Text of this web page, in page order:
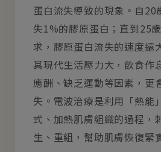
蛋白流失導致的現象。自20
失1%的膠原蛋白；直到25
求，膠原蛋白流失的速度遠
其現代生活壓力大，飲食作
應酬、缺乏運動等因素，更
失。電波治療是利用「熱能
式、加熱肌膚組織的過程，
生、重組，幫助肌膚恢復緊